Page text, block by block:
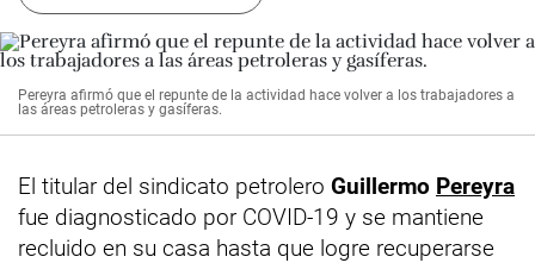
Pereyra afirmó que el repunte de la actividad hace volver a los trabajadores a
las áreas petroleras y gasíferas.
El titular del sindicato petrolero Guillermo Pereyra
fue diagnosticado por COVID-19 y se mantiene
recluido en su casa hasta que logre recuperarse